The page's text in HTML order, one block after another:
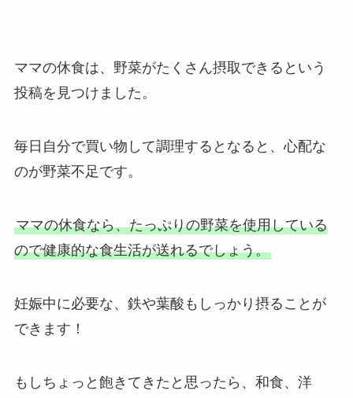
ママの休食は、野菜がたくさん摂取できるという
投稿を見つけました。
毎日自分で買い物して調理するとなると、心配な
のが野菜不足です。
ママの休食なら、たっぷりの野菜を使用している
ので健康的な食生活が送れるでしょう。
妊娠中に必要な、鉄や葉酸もしっかり摂ることが
できます！
もしちょっと飽きてきたと思ったら、和食、洋